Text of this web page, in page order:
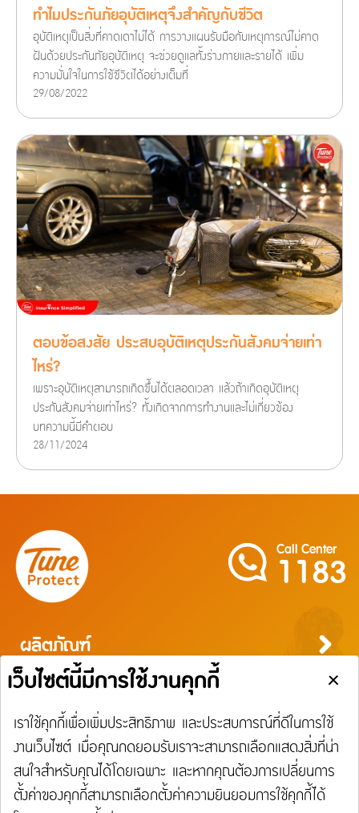
ทำไมประกันภัยอุบัติเหตุจึงสำคัญกับชีวิต
อุบัติเหตุเป็นสิ่งที่คาดเดาไม่ได้ การวางแผนรับมือกับเหตุการณ์ไม่คาด
ฝันด้วยประกันภัยอุบัติเหตุ จะช่วยดูแลทั้งร่างกายและรายได้ เพิ่ม
ความมั่นใจในการใช้ชีวิตได้อย่างเต็มที่
29/08/2022
ตอบข้อสงสัย ประสบอุบัติเหตุประกันสังคมจ่ายเท่า
ไหร่?
เพราะอุบัติเหตุสามารถเกิดขึ้นได้ตลอดเวลา แล้วถ้าเกิดอุบัติเหตุ
ประกันสังคมจ่ายเท่าไหร่? ทั้งเกิดจากการทำงานและไม่เกี่ยวข้อง
บทความนี้มีคำตอบ
28/11/2024
Call Center
1183
ผลิตภัณฑ์
ประกันภัยสำหรับบุคคล
ประกันภัยการเดินทาง
ประกันภัยสำหรับธุรกิจ
ประกันความเสี่ยงภัยทุกชนิดสำหรับงานรับเหมาก่อสร้าง/ติดตั้งเครื่องจักร
ประกันความเสี่ยงภัยทุกชนิดของอุตสาหกรรม
ความรับผิดต่อบุคคลภายนอก
ประกันภัยธุรกิจหยุดชะงัก
ประกันภัยทางทะเล และขนส่ง
ประกันอัคคีภัย
บริการ
บริการ
Tune Care
Tune Connect
แจ้งใช้สิทธิลดหย่อนภาษี
Lounge Pass
เรียกร้องสินไหม
การประกันภัยเดินทาง
การเรียกร้องค่าสินไหมทดแทนกรณีรักษาพยาบาลจากการเจ็บป่วย
การเรียกร้องค่าสินไหมทดแทนกรณีรักษาพยาบาลจากอุบัติเหตุ
การประกันภัยอุบัติเหตุส่วนบุคคล
การเรียกร้องค่าสินไหมทดแทนกรณีประกันภัยอุบัติเหตุส่วนบุคคล
การประกันภัยสุขภาพ
การเรียกร้องค่าสินไหมทดแทนกรณีโรคร้ายแรง / โรคเบาหวาน
การประกันภัยบ้าน
การเรียกร้องค่าสินไหมทดแทนประกันภัยบ้าน
การประกันภัยรถยนต์
การเรียกร้อนค่าสินไหมทดแทนประกันภัยรถยนต์
การประกันภัยความเสี่ยงภัยทรัพย์สิน / อัคคีภัย
การเรียกร้องค่าสินไหมทดแทนประเภทความเสี่ยงภัยทรัพย์สิน
การเรียกร้องค่าสินไหมทดแทนประเภทอัคคีภัย
การประกันภัยความรับผิดต่อบุคคลภายนอก
การเรียกร้องค่าสินไหมทดแทนความรับผิดต่อบุคคลภายนอก
การประกันภัยทางทะเลและขนส่ง
การเรียกร้องค่าสินไหมทดแทนประกันภัยทางทะเลและขนส่ง
ประกันภัยแรงงานต่างด้าว
ประกันภัยแรงงานต่างด้าว
ประกันภัยชดเชยรายได้ ชิลชัวร์
ประกันภัยชดเชยรายได้ ชิลชัวร์
เกี่ยวกับ Tune Protect
เกี่ยวกับ Tune Protect
ติดต่อเรา
Tune Protect Group
พันธมิตร